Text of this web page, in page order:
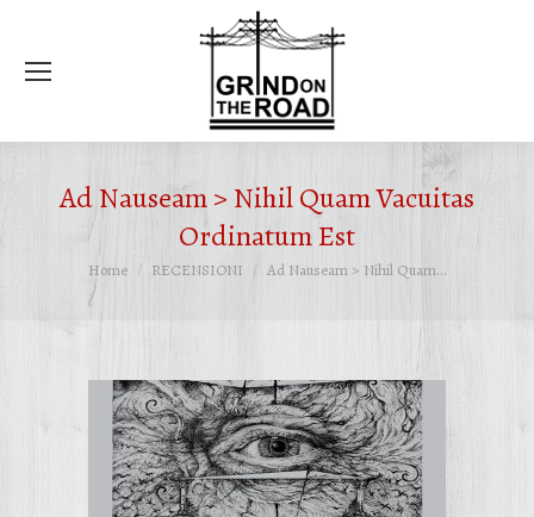
Ad Nauseam > Nihil Quam Vacuitas
Ordinatum Est
Tu sei qui:
Home RECENSIONI Ad Nauseam > Nihil Quam…